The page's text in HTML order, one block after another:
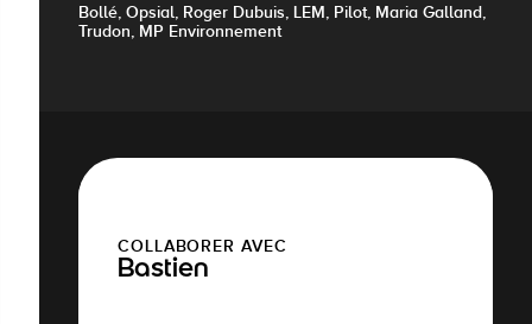
Bollé, Opsial, Roger Dubuis, LEM, Pilot, Maria Galland,
Trudon, MP Environnement
COLLABORER AVEC
Bastien